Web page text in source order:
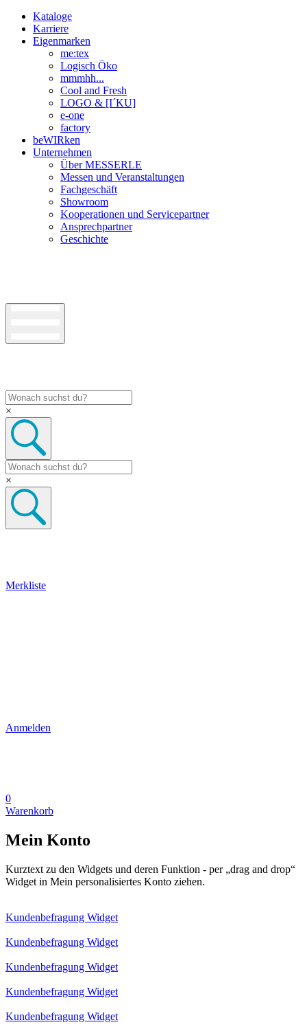
Kataloge
Karriere
Eigenmarken
me:tex
Logisch Öko
mmmhh...
Cool and Fresh
LOGO & [I´KU]
e-one
factory
beWIRken
Unternehmen
Über MESSERLE
Messen und Veranstaltungen
Fachgeschäft
Showroom
Kooperationen und Servicepartner
Ansprechpartner
Geschichte
×
×
Merkliste
Anmelden
0
Warenkorb
Mein Konto
Kurztext zu den Widgets und deren Funktion - per „drag and drop“
Widget in Mein personalisiertes Konto ziehen.
Kundenbefragung Widget
Kundenbefragung Widget
Kundenbefragung Widget
Kundenbefragung Widget
Kundenbefragung Widget